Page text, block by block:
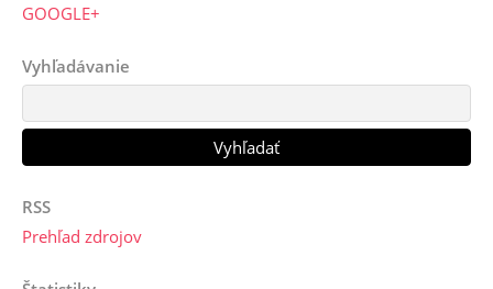
GOOGLE+
Vyhľadávanie
RSS
Prehľad zdrojov